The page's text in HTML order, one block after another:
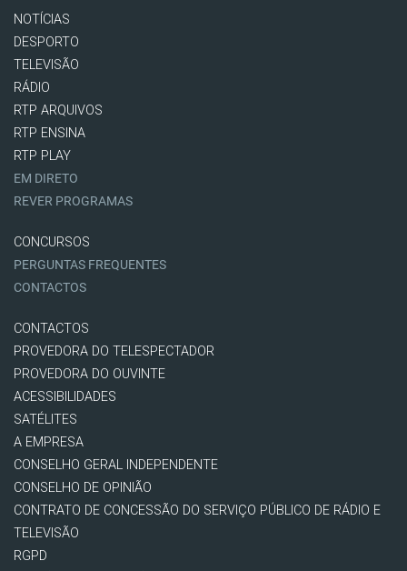
NOTÍCIAS
DESPORTO
TELEVISÃO
RÁDIO
RTP ARQUIVOS
RTP ENSINA
RTP PLAY
EM DIRETO
REVER PROGRAMAS
CONCURSOS
PERGUNTAS FREQUENTES
CONTACTOS
CONTACTOS
PROVEDORA DO TELESPECTADOR
PROVEDORA DO OUVINTE
ACESSIBILIDADES
SATÉLITES
A EMPRESA
CONSELHO GERAL INDEPENDENTE
CONSELHO DE OPINIÃO
CONTRATO DE CONCESSÃO DO SERVIÇO PÚBLICO DE RÁDIO E
TELEVISÃO
RGPD